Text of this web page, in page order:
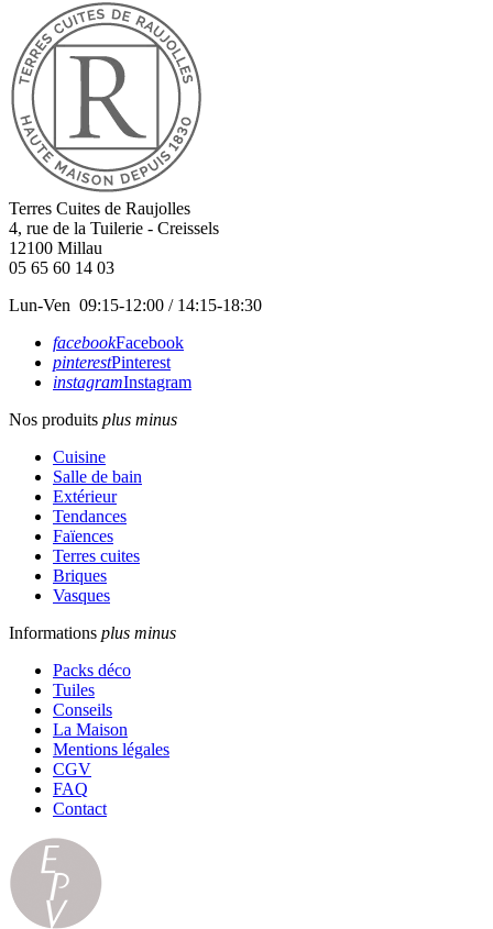
Terres Cuites de Raujolles
4, rue de la Tuilerie - Creissels
12100 Millau
05 65 60 14 03
Lun-Ven 09:15-12:00 / 14:15-18:30
facebookFacebook
pinterestPinterest
instagramInstagram
Nos produits plus minus
Cuisine
Salle de bain
Extérieur
Tendances
Faïences
Terres cuites
Briques
Vasques
Informations plus minus
Packs déco
Tuiles
Conseils
La Maison
Mentions légales
CGV
FAQ
Contact